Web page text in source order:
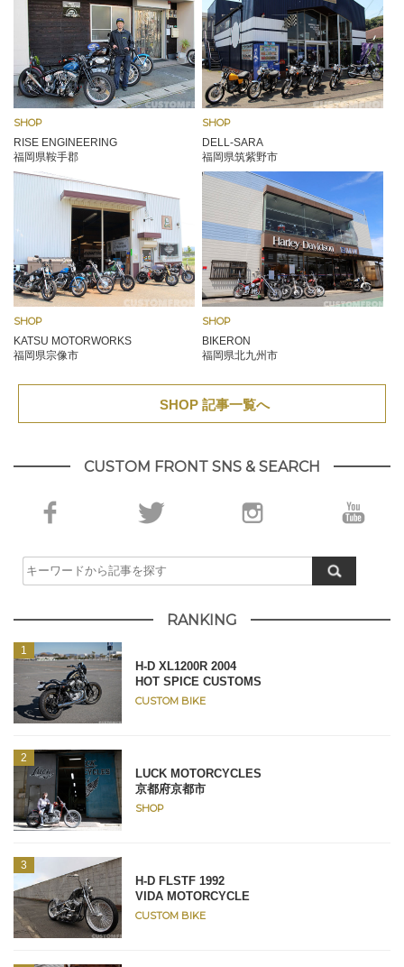
SHOP
RISE ENGINEERING
福岡県鞍手郡
SHOP
DELL-SARA
福岡県筑紫野市
SHOP
KATSU MOTORWORKS
福岡県宗像市
SHOP
BIKERON
福岡県北九州市
SHOP 記事一覧へ
CUSTOM FRONT SNS & SEARCH
RANKING
H-D XL1200R 2004
HOT SPICE CUSTOMS
CUSTOM BIKE
LUCK MOTORCYCLES
京都府京都市
SHOP
H-D FLSTF 1992
VIDA MOTORCYCLE
CUSTOM BIKE